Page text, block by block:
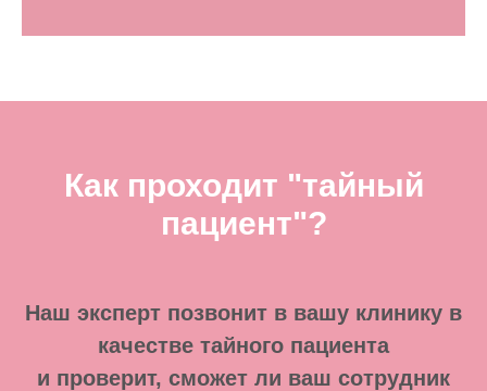
Как проходит "тайный
пациент"?
Наш эксперт позвонит в вашу клинику в
качестве тайного пациента
и проверит, сможет ли ваш сотрудник